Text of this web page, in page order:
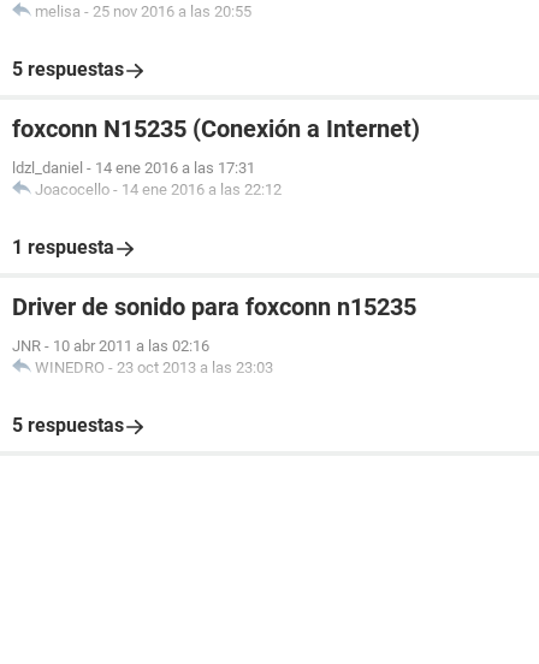
melisa - 25 nov 2016 a las 20:55
5 respuestas
foxconn N15235 (Conexión a Internet)
ldzl_daniel - 14 ene 2016 a las 17:31
Joacocello - 14 ene 2016 a las 22:12
1 respuesta
Driver de sonido para foxconn n15235
JNR - 10 abr 2011 a las 02:16
WINEDRO - 23 oct 2013 a las 23:03
5 respuestas